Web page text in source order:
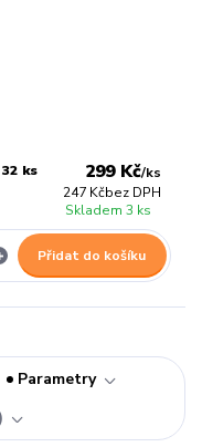
ks 299 Kč/ks
247 Kčbez DPH
Skladem 3 ks
Přidat do košíku
Parametry